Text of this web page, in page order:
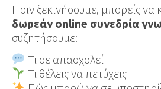
Πριν ξεκινήσουμε, μπορείς να
δωρεάν online συνεδρία
συζητήσουμε:
Τι σε απασχολεί
Τι θέλεις να πετύχεις